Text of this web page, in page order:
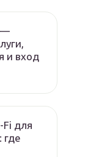
—
и вход
для
где